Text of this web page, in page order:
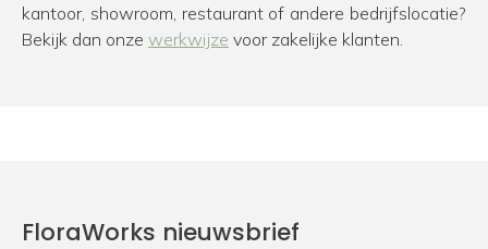
kantoor, showroom, restaurant of andere bedrijfslocatie?
Bekijk dan onze werkwijze voor zakelijke klanten.
FloraWorks nieuwsbrief